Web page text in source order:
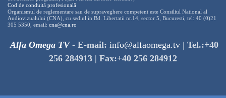
Cod de conduită profesională
Organismul de reglementare sau de supraveghere competent este Consiliul National al
Audiovizualului (CNA), cu sediul in Bd. Libertatii nr.14, sector 5, Bucuresti, tel: 40 (0)21
305 5350, email: cna@cna.ro
Alfa Omega TV- E-mail: info@alfaomega.tv | Tel.:+40
256 284913 | Fax:+40 256 284912